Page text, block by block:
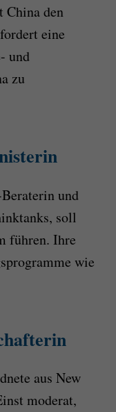
China den
eine
und
zu
und
soll
führen. Ihre
wie
aus New
moderat,